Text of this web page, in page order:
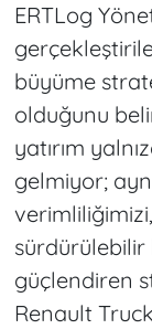
ERTLog
büyüme
olduğunu
yatırım
gelmiyor;
güçlendiren
Renault